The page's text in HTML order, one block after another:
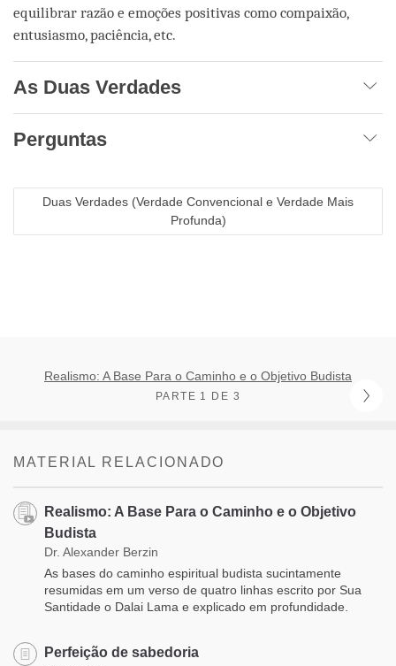
equilibrar razão e emoções positivas como compaixão,
entusiasmo, paciência, etc.
As Duas Verdades
Perguntas
Duas Verdades (Verdade Convencional e Verdade Mais
Profunda)
Realismo: A Base Para o Caminho e o Objetivo Budista
PARTE 1 DE 3
MATERIAL RELACIONADO
Realismo: A Base Para o Caminho e o Objetivo
Budista
Dr. Alexander Berzin
As bases do caminho espiritual budista sucintamente
resumidas em um verso de quatro linhas escrito por Sua
Santidade o Dalai Lama e explicado em profundidade.
Perfeição de sabedoria